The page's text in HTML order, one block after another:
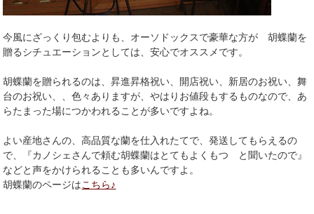
今風にざっくり包むよりも、オーソドックスで豪華な方が 胡蝶蘭を
贈るシチュエーションとしては、安心でオススメです。
胡蝶蘭を贈られるのは、昇進昇格祝い、開店祝い、新居のお祝い、舞
台のお祝い、、色々ありますが、やはりお値段もするものなので、あ
らたまった場につかわれることが多いですよね。
よい産地さんの、高品質な蘭を仕入れたてで、発送してもらえるの
で、『カノシェさんで頼む胡蝶蘭はとてもよくもつ と聞いたので』
などと声をかけられることも多いんですよ。
胡蝶蘭のページはこちら♪